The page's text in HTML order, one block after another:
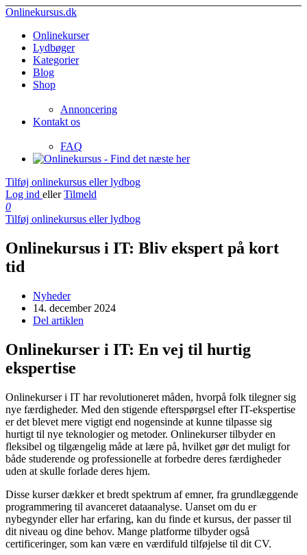
Onlinekursus.dk
Onlinekurser
Lydbøger
Kategorier
Blog
Shop
Annoncering
Kontakt os
FAQ
Tilføj onlinekursus eller lydbog
Log ind eller Tilmeld
0
Tilføj onlinekursus eller lydbog
Onlinekursus i IT: Bliv ekspert på kort
tid
Nyheder
14. december 2024
Del artiklen
Onlinekurser i IT: En vej til hurtig
ekspertise
Onlinekurser i IT har revolutioneret måden, hvorpå folk tilegner sig
nye færdigheder. Med den stigende efterspørgsel efter IT-ekspertise
er det blevet mere vigtigt end nogensinde at kunne tilpasse sig
hurtigt til nye teknologier og metoder. Onlinekurser tilbyder en
fleksibel og tilgængelig måde at lære på, hvilket gør det muligt for
både studerende og professionelle at forbedre deres færdigheder
uden at skulle forlade deres hjem.
Disse kurser dækker et bredt spektrum af emner, fra grundlæggende
programmering til avanceret dataanalyse. Uanset om du er
nybegynder eller har erfaring, kan du finde et kursus, der passer til
dit niveau og dine behov. Mange platforme tilbyder også
certificeringer, som kan være en værdifuld tilføjelse til dit CV.